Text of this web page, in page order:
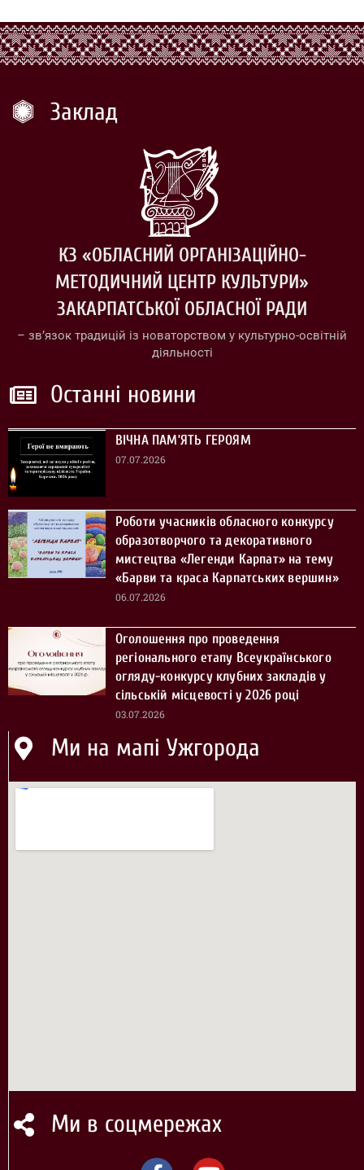
Заклад
КЗ «ОБЛАСНИЙ ОРГАНІЗАЦІЙНО-
МЕТОДИЧНИЙ ЦЕНТР КУЛЬТУРИ»
ЗАКАРПАТСЬКОЇ ОБЛАСНОЇ РАДИ
– зв’язок традицій із новаторством у культурно-освітній
діяльності
Останні новини
ВІЧНА ПАМ’ЯТЬ ГЕРОЯМ
07.07.2026
Роботи учасників обласного конкурсу
образотворчого та декоративного
мистецтва «Легенди Карпат» на тему
«Барви та краса Карпатських вершин»
06.07.2026
Оголошення про проведення
регіонального етапу Всеукраїнського
огляду-конкурсу клубних закладів у
сільській місцевості у 2026 році
03.07.2026
Ми на мапі Ужгорода
Ми в соцмережах